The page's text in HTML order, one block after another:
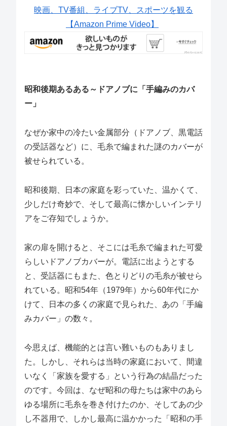
映画、TV番組、ライブTV、スポーツを観る
【Amazon Prime Video】
昭和後期あるある～ドアノブに「手編みのカバ
ー」
なぜか家中の冷たい金属部分（ドアノブ、黒電話
の受話器など）に、毛糸で編まれた謎のカバーが
被せられている。
昭和後期、日本の家庭を彩っていた、温かくて、
少しだけ奇妙で、そして最高に懐かしいインテリ
アをご存知でしょうか。
家の扉を開けると、そこには毛糸で編まれた可愛
らしいドアノブカバーが。電話に出ようとする
と、受話器にもまた、色とりどりの毛糸が被せら
れている。昭和54年（1979年）から60年代にか
けて、日本の多くの家庭で見られた、あの「手編
みカバー」の数々。
今思えば、機能的とは言い難いものもありまし
た。しかし、それらは当時の家庭において、間違
いなく「家族を愛する」という行為の結晶だった
のです。今回は、なぜ昭和の母たちは家中のあら
ゆる場所に毛糸を巻き付けたのか、そしてあの少
し不器用で、しかし最高に温かかった「昭和の手